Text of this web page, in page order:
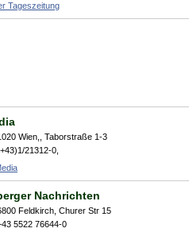
Tageszeitung
Wien,
Taborstraße 1-3
21312-0,
Nachrichten
Feldkirch Churer Str 15
5522 76644-0